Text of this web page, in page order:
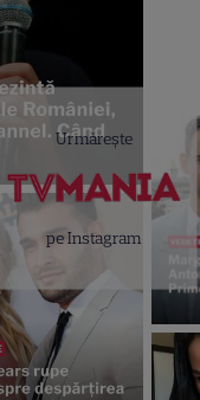
Urmărește
pe Instagram